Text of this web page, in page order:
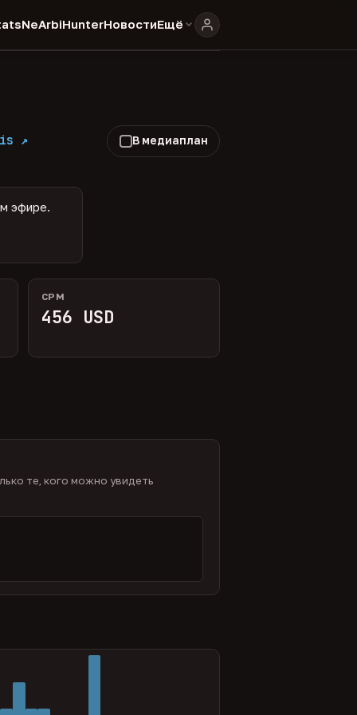
NeArbiHunterНовостиЕщё
↗
эфире.
В медиаплан
CPM
456 USD
те, кого можно увидеть